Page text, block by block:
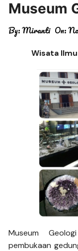
Museum
By:Miranti On:
Wisata
Museum
pembukaan